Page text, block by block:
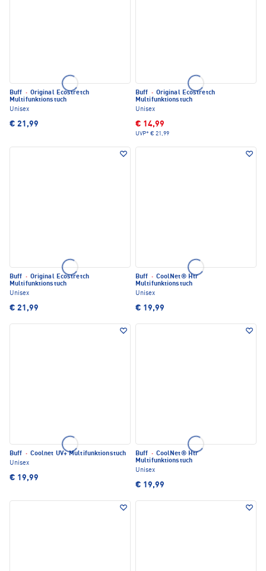
Buff · Original Ecostretch
Multifunktionstuch
Unisex
€ 21,99
Buff · Original Ecostretch
Multifunktionstuch
Unisex
€ 14,99
UVP* € 21,99
Buff · Original Ecostretch
Multifunktionstuch
Unisex
€ 21,99
Buff · CoolNet® Htr
Multifunktionstuch
Unisex
€ 19,99
Buff · Coolnet UV+ Multifunktionstuch
Unisex
€ 19,99
Buff · CoolNet® Htr
Multifunktionstuch
Unisex
€ 19,99